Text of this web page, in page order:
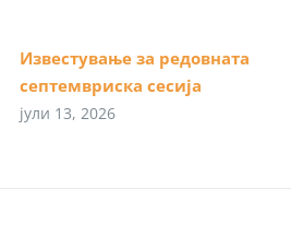
Известување за редовната
септемвриска сесија
јули 13, 2026